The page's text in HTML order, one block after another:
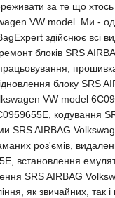
за те що хтось
VW model. Ми -
здійснює всі
блоків SRS
блоку SRS
VW model
кодування
SRS AIRBAG
роз'ємів,
встановлення
SRS AIRBAG
як звичайних, так